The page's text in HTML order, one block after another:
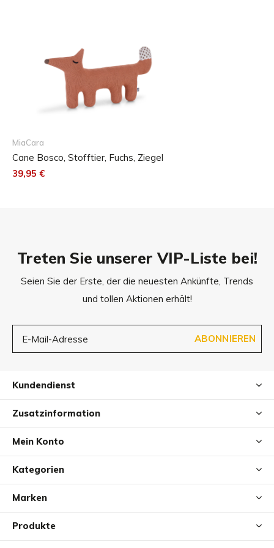
MiaCara
Cane Bosco, Stofftier, Fuchs, Ziegel
39,95 €
Treten Sie unserer VIP-Liste bei!
Seien Sie der Erste, der die neuesten Ankünfte, Trends
und tollen Aktionen erhält!
ABONNIEREN
Kundendienst
Zusatzinformation
Mein Konto
Kategorien
Marken
Produkte